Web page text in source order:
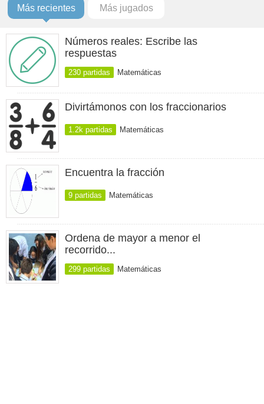
Más recientes Más jugados
Números reales: Escribe las
respuestas
230 partidas Matemáticas
Divirtámonos con los fraccionarios
1.2k partidas Matemáticas
Encuentra la fracción
9 partidas Matemáticas
Ordena de mayor a menor el
recorrido...
299 partidas Matemáticas